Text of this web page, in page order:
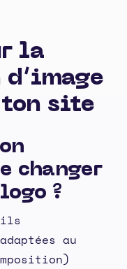
la
ton site
changer
?
au